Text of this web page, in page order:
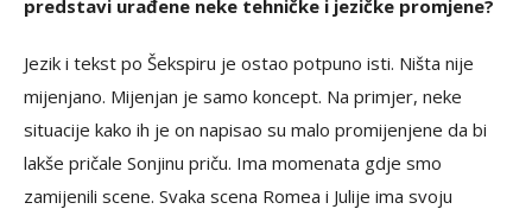
predstavi urađene neke tehničke i jezičke promjene?
Jezik i tekst po Šekspiru je ostao potpuno isti. Ništa nije
mijenjano. Mijenjan je samo koncept. Na primjer, neke
situacije kako ih je on napisao su malo promijenjene da bi
lakše pričale Sonjinu priču. Ima momenata gdje smo
zamijenili scene. Svaka scena Romea i Julije ima svoju